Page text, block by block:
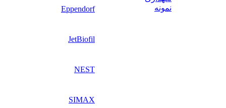
نمونه
Eppendorf
JetBiofil
NEST
SIMAX